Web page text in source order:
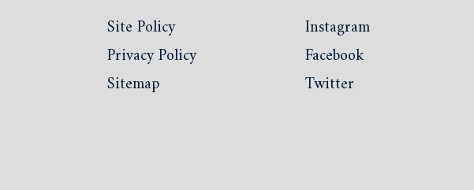
Site Policy
Privacy Policy
Sitemap
Instagram
Facebook
Twitter